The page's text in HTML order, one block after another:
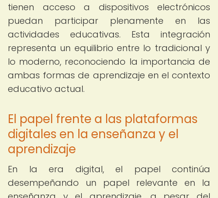
tienen acceso a dispositivos electrónicos
puedan participar plenamente en las
actividades educativas. Esta integración
representa un equilibrio entre lo tradicional y
lo moderno, reconociendo la importancia de
ambas formas de aprendizaje en el contexto
educativo actual.
El papel frente a las plataformas
digitales en la enseñanza y el
aprendizaje
En la era digital, el papel continúa
desempeñando un papel relevante en la